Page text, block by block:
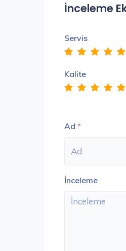
İnceleme
Servis
Kalite
Ad *
İnceleme